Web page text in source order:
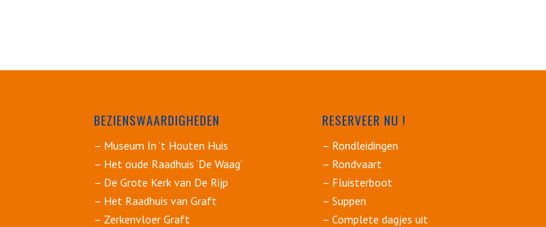
BEZIENSWAARDIGHEDEN
– Museum In ’t Houten Huis
– Het oude Raadhuis ‘De Waag’
– De Grote Kerk van De Rijp
– Het Raadhuis van Graft
– Zerkenvloer Graft
RESERVEER NU !
– Rondleidingen
– Rondvaart
– Fluisterboot
– Suppen
– Complete dagjes uit